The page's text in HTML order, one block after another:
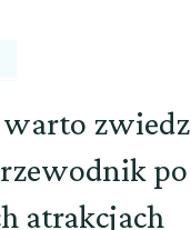
po
atrakcjach